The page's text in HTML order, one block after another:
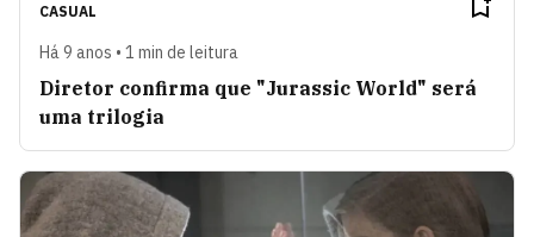
CASUAL
Há 9 anos • 1 min de leitura
Diretor confirma que "Jurassic World" será
uma trilogia